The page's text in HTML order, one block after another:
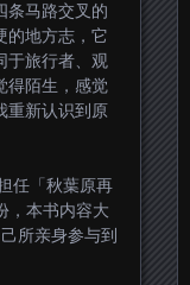
条马路交叉的
的地方志，它
于旅行者、观
得陌生，感觉
重新认识到原
任「秋葉原再
，本书内容大
所亲身参与到